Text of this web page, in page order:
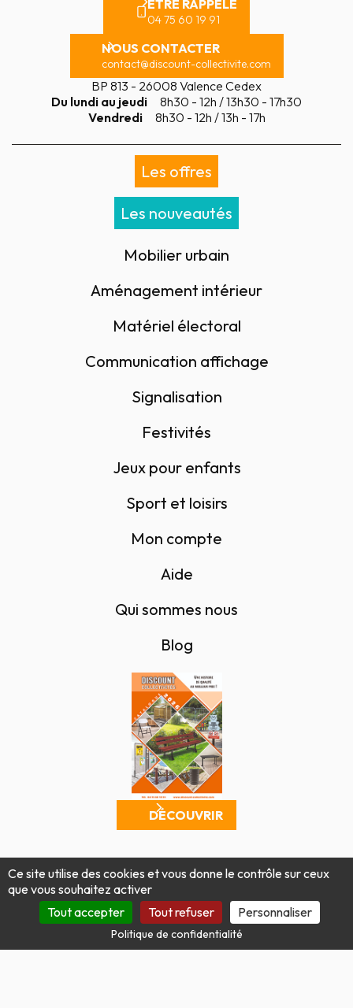
ÊTRE RAPPELÉ
04 75 60 19 91
NOUS CONTACTER
contact@discount-collectivite.com
BP 813 - 26008 Valence Cedex
Du lundi au jeudi
8h30 - 12h / 13h30 - 17h30
Vendredi
8h30 - 12h / 13h - 17h
Les offres
Les nouveautés
Mobilier urbain
Aménagement intérieur
Matériel électoral
Communication affichage
Signalisation
Festivités
Jeux pour enfants
Sport et loisirs
Mon compte
Aide
Qui sommes nous
Blog
DÉCOUVRIR
Mentions légalesPolitique de confidentialité
Conditions générales de vente
Produit par Tout Simplement Digital
Site protégé par reCAPTCHA.Vie privée
Ce site utilise des cookies et vous donne le contrôle sur ceux
que vous souhaitez activer
Tout accepter
Tout refuser Personnaliser
Politique de confidentialité